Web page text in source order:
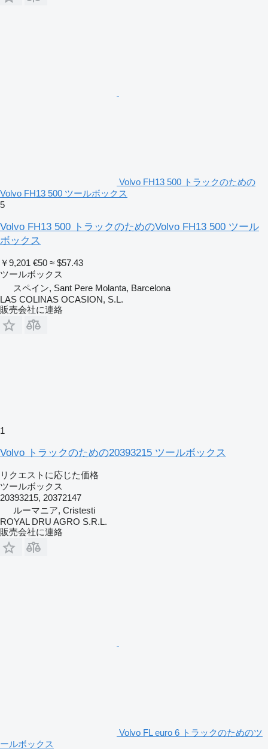
Volvo FH13 500 トラックのための
Volvo FH13 500 ツールボックス
5
Volvo FH13 500 トラックのためのVolvo FH13 500 ツール
ボックス
￥9,201 €50 ≈ $57.43
ツールボックス
スペイン, Sant Pere Molanta, Barcelona
LAS COLINAS OCASION, S.L.
販売会社に連絡
1
Volvo トラックのための20393215 ツールボックス
リクエストに応じた価格
ツールボックス
20393215, 20372147
ルーマニア, Cristesti
ROYAL DRU AGRO S.R.L.
販売会社に連絡
Volvo FL euro 6 トラックのためのツ
ールボックス